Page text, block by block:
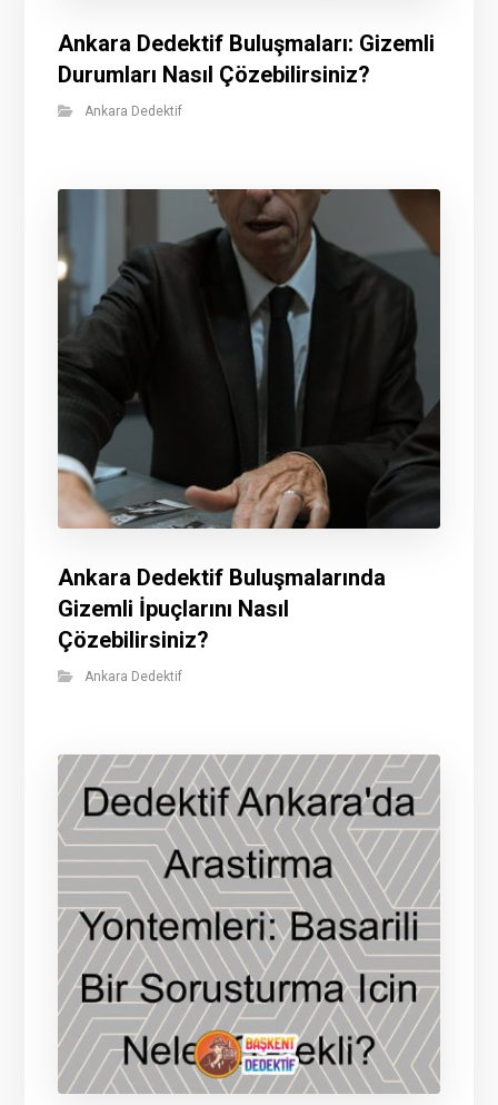
Ankara Dedektif Buluşmaları: Gizemli
Durumları Nasıl Çözebilirsiniz?
Ankara Dedektif
Ankara Dedektif Buluşmalarında
Gizemli İpuçlarını Nasıl
Çözebilirsiniz?
Ankara Dedektif